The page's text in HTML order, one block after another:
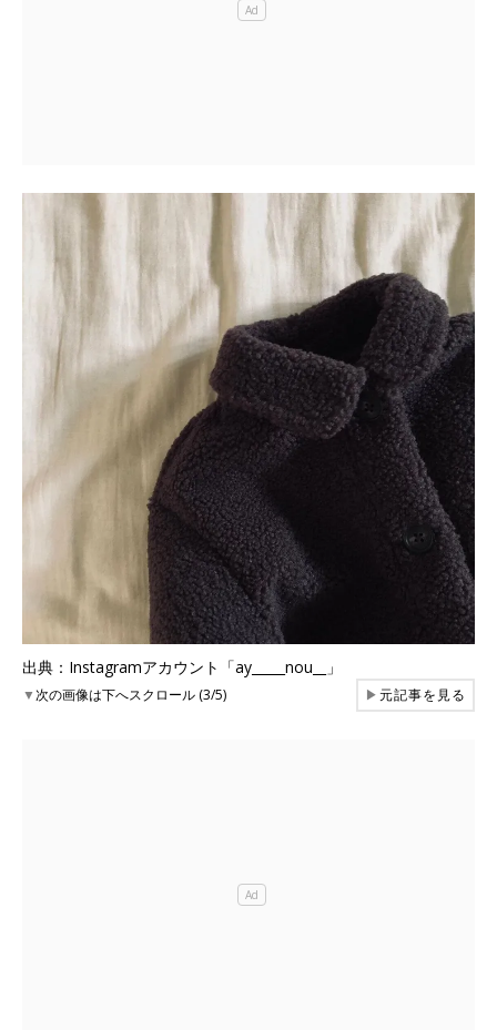
出典：Instagramアカウント「ay_____nou__」
▼次の画像は下へスクロール (3/5) ▶元記事を見る